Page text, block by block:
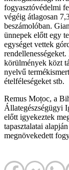
fogyasztóvédelmi
végéig átlagosan
beszámolóban.
ünnepek előtt egy
egységet vettek
körülmények közt
nyelvű
ételféleségeket stb.
Remus Moțoc, a
Állategészségügyi
előtt igyekeztek
tapasztalatai
megnövekedett